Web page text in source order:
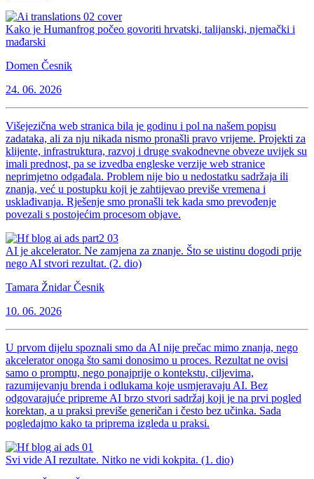
Kako je Humanfrog počeo govoriti hrvatski, talijanski, njemački i
mađarski
Domen Česnik
24. 06. 2026
Višejezična web stranica bila je godinu i pol na našem popisu
zadataka, ali za nju nikada nismo pronašli pravo vrijeme. Projekti za
klijente, infrastruktura, razvoj i druge svakodnevne obveze uvijek su
imali prednost, pa se izvedba engleske verzije web stranice
neprimjetno odgađala. Problem nije bio u nedostatku sadržaja ili
znanja, već u postupku koji je zahtijevao previše vremena i
usklađivanja. Rješenje smo pronašli tek kada smo prevođenje
povezali s postojećim procesom objave.
AI je akcelerator. Ne zamjena za znanje. Što se uistinu dogodi prije
nego AI stvori rezultat. (2. dio)
Tamara Žnidar Česnik
10. 06. 2026
U prvom dijelu spoznali smo da AI nije prečac mimo znanja, nego
akcelerator onoga što sami donosimo u proces. Rezultat ne ovisi
samo o promptu, nego ponajprije o kontekstu, ciljevima,
razumijevanju brenda i odlukama koje usmjeravaju AI. Bez
odgovarajuće pripreme AI brzo stvori sadržaj koji je na prvi pogled
korektan, a u praksi previše generičan i često bez učinka. Sada
pogledajmo kako ta priprema izgleda u praksi.
Svi vide AI rezultate. Nitko ne vidi kokpita. (1. dio)